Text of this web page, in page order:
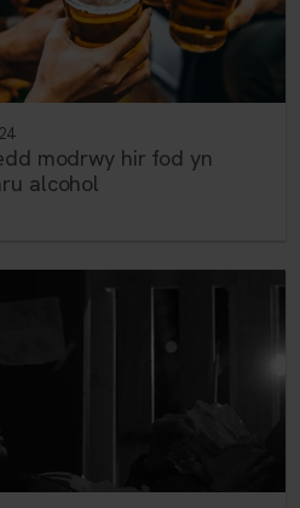
modrwy hir fod yn
alcohol